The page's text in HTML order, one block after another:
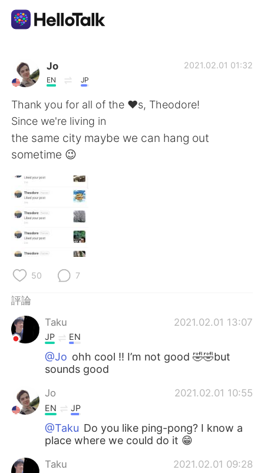
AI Grammar Checker
繁體中文
English
Français
Русский
Indonesia
Türkçe Tiếng Việt
Jo
EN JP
2021.02.01 01:32
Thank you for all of the ❤️s, Theodore!
Since we're living in
the same city maybe we can hang out
sometime 😉
50 7
評論
Taku
2021.02.01 13:07
JP EN
@Jo ohh cool !! I’m not good 🤣🤣but
sounds good
Jo 2021.02.01 10:55
EN JP
@Taku Do you like ping-pong? I know a
place where we could do it 😁
Taku 2021.02.01 09:28